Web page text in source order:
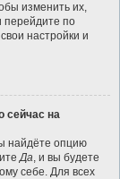
изменить их,
перейдите по
настройки и
сейчас на
найдёте опцию
Да, и вы будете
себе. Для всех